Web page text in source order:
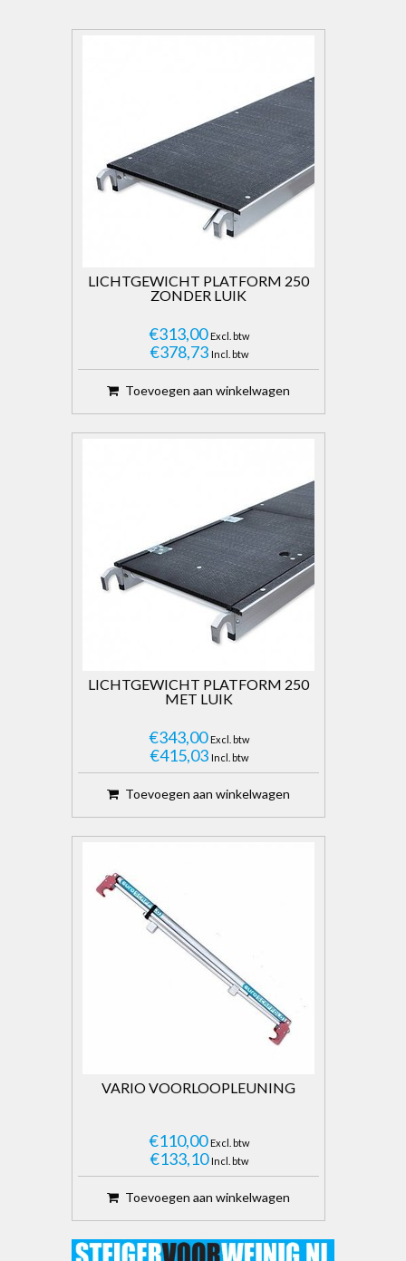
LICHTGEWICHT PLATFORM 250
ZONDER LUIK
€313,00 Excl. btw
€378,73 Incl. btw
Toevoegen aan winkelwagen
LICHTGEWICHT PLATFORM 250
MET LUIK
€343,00 Excl. btw
€415,03 Incl. btw
Toevoegen aan winkelwagen
VARIO VOORLOOPLEUNING
€110,00 Excl. btw
€133,10 Incl. btw
Toevoegen aan winkelwagen